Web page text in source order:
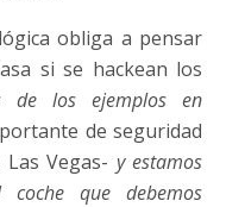
obliga a pensar
si se hackean los
de los ejemplos en
de seguridad
Vegas- y estamos
que debemos